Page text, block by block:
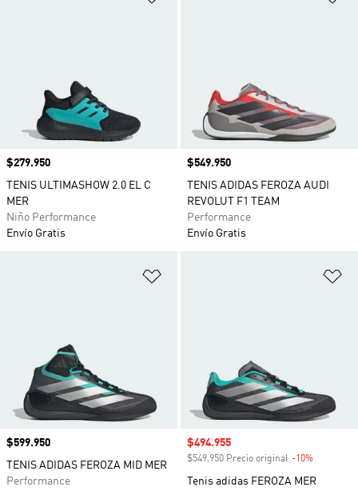
Precio
$279.950
TENIS ULTIMASHOW 2.0 EL C
MER
Niño Performance
Envío Gratis
Precio
$549.950
TENIS ADIDAS FEROZA AUDI
REVOLUT F1 TEAM
Performance
Envío Gratis
Precio
$599.950
TENIS ADIDAS FEROZA MID MER
Performance
Precio de venta
$494.955
$549.950 Precio original -10%
Tenis adidas FEROZA MER